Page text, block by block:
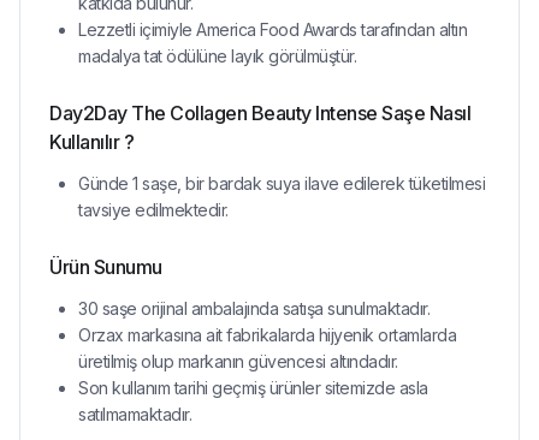
Lezzetli içimiyle America Food Awards tarafından altın
madalya tat ödülüne layık görülmüştür.
Day2Day The Collagen Beauty Intense Saşe Nasıl
Kullanılır ?
Günde 1 saşe, bir bardak suya ilave edilerek tüketilmesi
tavsiye edilmektedir.
Ürün Sunumu
30 saşe orijinal ambalajında satışa sunulmaktadır.
Orzax markasına ait fabrikalarda hijyenik ortamlarda
üretilmiş olup markanın güvencesi altındadır.
Son kullanım tarihi geçmiş ürünler sitemizde asla
satılmamaktadır.